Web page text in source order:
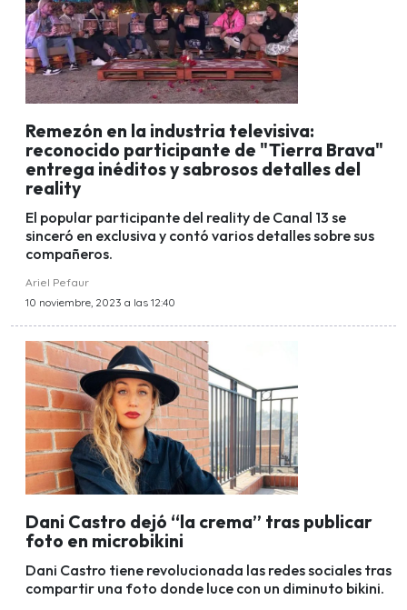
Remezón en la industria televisiva:
reconocido participante de "Tierra Brava"
entrega inéditos y sabrosos detalles del
reality
El popular participante del reality de Canal 13 se
sinceró en exclusiva y contó varios detalles sobre sus
compañeros.
Ariel Pefaur
10 noviembre, 2023 a las 12:40
Dani Castro dejó “la crema” tras publicar
foto en microbikini
Dani Castro tiene revolucionada las redes sociales tras
compartir una foto donde luce con un diminuto bikini.